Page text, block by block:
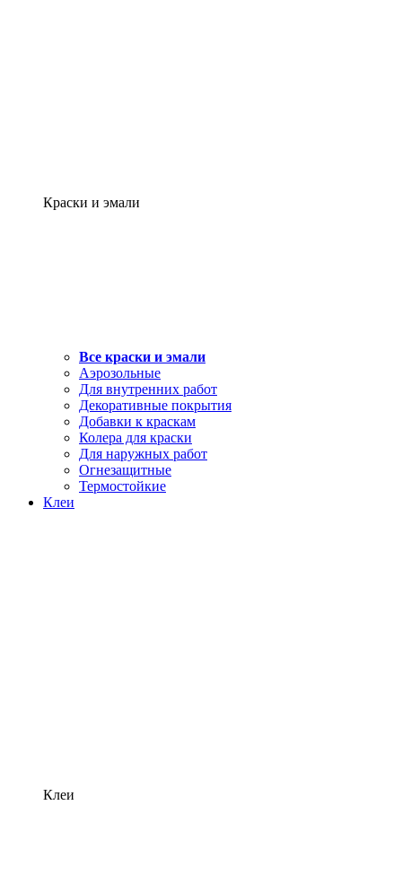
Краски и эмали
Все краски и эмали
Аэрозольные
Для внутренних работ
Декоративные покрытия
Добавки к краскам
Колера для краски
Для наружных работ
Огнезащитные
Термостойкие
Клеи
Клеи